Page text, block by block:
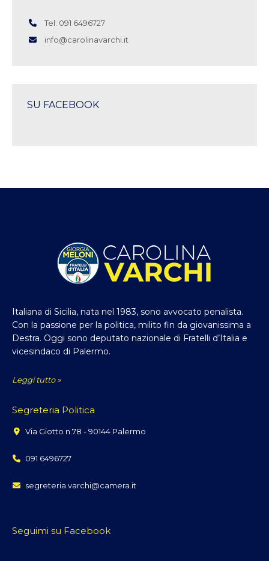
Tel: 091 6496727
info@carolinavarchi.it
SU FACEBOOK
Italiana di Sicilia, nata nel 1983, sono avvocato penalista.
Con la passione per la politica, milito fin da giovanissima a
Destra. Oggi sono deputato nazionale di Fratelli d’Italia e
vicesindaco di Palermo.
Leggi tutto »
Segreteria Politica
Via Giotto n.78 - 90144 Palermo
091 6496727
segreteria.varchi@camera.it
Seguimi su Facebook